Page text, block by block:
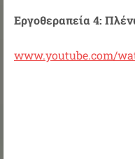
Εργοθεραπεία 4:
www.youtube.com/